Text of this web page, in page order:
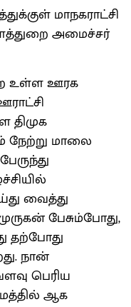
மாநகராட்சி
அமைச்சர்
உள்ள ஊரக
திமுக
நேற்று மாலை
வைத்து
பேசும்போது,
தற்போது
நான்
பெரிய
ஆக